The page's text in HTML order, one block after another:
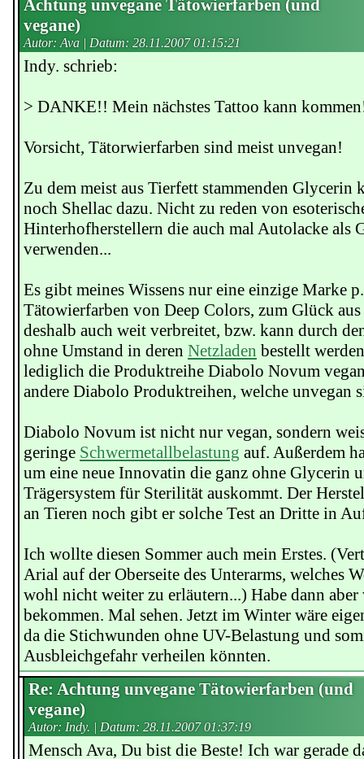
Achtung unvegane Tätowierfarben (und
vegane)
Autor: Ava | Datum: 28.11.2007 01:15:21
Indy. schrieb:
> DANKE!! Mein nächstes Tattoo kann
Vorsicht, Tätorwierfarben sind meist unvegan!
Zu dem meist aus Tierfett stammenden Glycerin
noch Shellac dazu. Nicht zu reden von
Hinterhofherstellern die auch mal Autolacke als
verwenden...
Es gibt meines Wissens nur eine einzige Marke
Tätowierfarben von Deep Colors, zum Glück
deshalb auch weit verbreitet, bzw. kann durch
ohne Umstand in deren Netzladen bestellt
lediglich die Produktreihe Diabolo Novum
andere Diabolo Produktreihen, welche unvegan
Diabolo Novum ist nicht nur vegan, sondern
geringe Schwermetallbelastung auf. Außerdem
um eine neue Innovatin die ganz ohne Glycerin
Trägersystem für Sterilität auskommt. Der
an Tieren noch gibt er solche Test an Dritte in
Ich wollte diesen Sommer auch mein Erstes.
Arial auf der Oberseite des Unterarms, welches
wohl nicht weiter zu erläutern...) Habe dann
bekommen. Mal sehen. Jetzt im Winter wäre
da die Stichwunden ohne UV-Belastung und
Ausbleichgefahr verheilen könnten.
Re: Achtung unvegane Tätowierfarben (und
vegane)
Autor: Indy. | Datum: 28.11.2007 01:37:19
Mensch Ava, Du bist die Beste! Ich war gerade